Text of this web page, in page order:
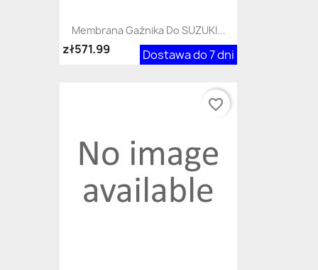
Membrana Gaźnika Do SUZUKI...
Dostawa do 7 dni
zł571.99
favorite_border